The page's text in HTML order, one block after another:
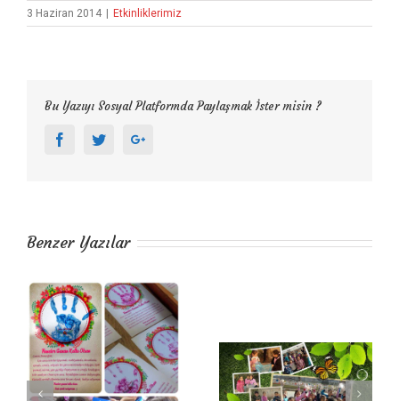
3 Haziran 2014 Etkinliklerimiz
Bu Yazıyı Sosyal Platformda Paylaşmak İster misin ?
FacebookTwitterGoogle+
Benzer Yazılar